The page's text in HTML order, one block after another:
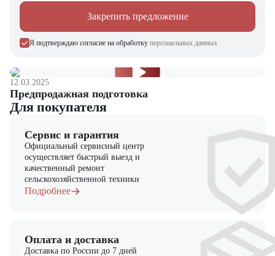
Выбирайте технологичного лидера – выбирайте JAC
HFC5251GJBP1K4E41S3V от "ЦТО"! Качество и надежность
подтверждены тысячами клиентов по всей стране.
Закрепить предложение
Я подтверждаю согласие на обработку персональных данных
12.03.2025
Предпродажная подготовка
Для покупателя
Сервис и гарантия
Официальный сервисный центр
осуществляет быстрый выезд и
качественный ремонт
сельскохозяйственной техники
Подробнее
Оплата и доставка
Доставка по России до 7 дней